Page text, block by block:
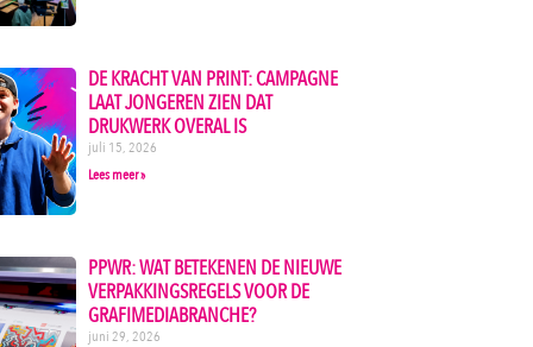
DE KRACHT VAN PRINT: CAMPAGNE
LAAT JONGEREN ZIEN DAT
DRUKWERK OVERAL IS
juli 15, 2026
Lees meer »
PPWR: WAT BETEKENEN DE NIEUWE
VERPAKKINGSREGELS VOOR DE
GRAFIMEDIABRANCHE?
juni 29, 2026